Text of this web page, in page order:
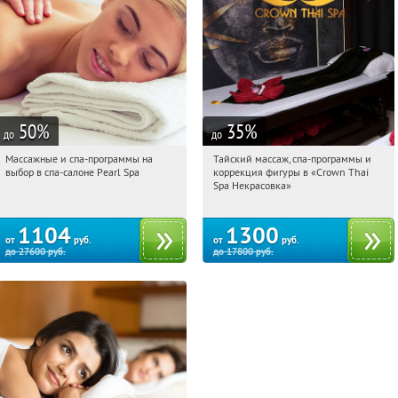
до 50%
17:26:26 Купили:
Массажные и спа-программы на
выбор в спа-салоне Pearl Spa
от 1104 руб.
до27600руб.
до 35%
17:26:26 Купили:
Некрасовка
Тайский массаж, спа-программы и
коррекция фигуры в «Crown Thai
Spa Некрасовка»
от 1300 руб.
до17800руб.